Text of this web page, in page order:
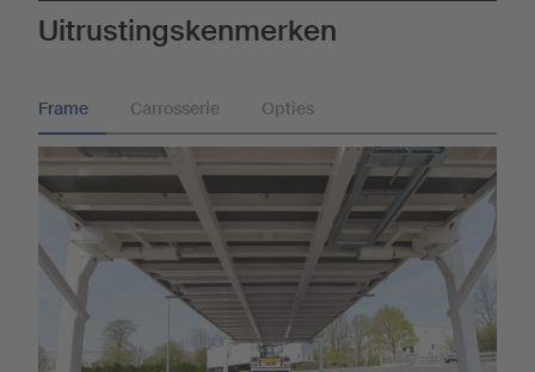
Uitrustingskenmerken
Frame Carrosserie Opties